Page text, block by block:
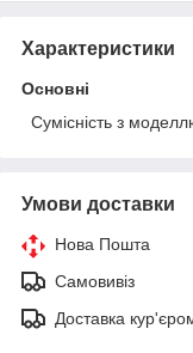
Характеристики
Основні
Сумісність з
Умови доставки
Нова Пошта
Самовивіз
Доставка